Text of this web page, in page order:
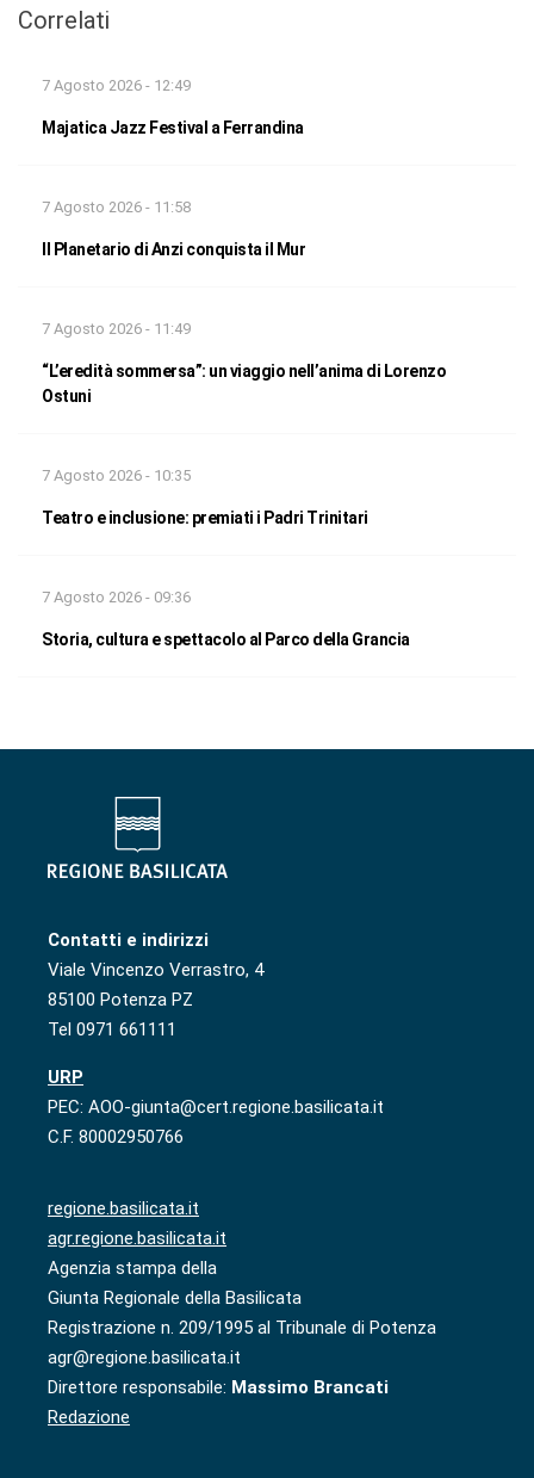
Correlati
7 Agosto 2026 - 12:49
Majatica Jazz Festival a Ferrandina
7 Agosto 2026 - 11:58
Il Planetario di Anzi conquista il Mur
7 Agosto 2026 - 11:49
“L’eredità sommersa”: un viaggio nell’anima di Lorenzo
Ostuni
7 Agosto 2026 - 10:35
Teatro e inclusione: premiati i Padri Trinitari
7 Agosto 2026 - 09:36
Storia, cultura e spettacolo al Parco della Grancia
Contatti e indirizzi
Viale Vincenzo Verrastro, 4
85100 Potenza PZ
Tel 0971 661111
URP
PEC: AOO-giunta@cert.regione.basilicata.it
C.F. 80002950766
regione.basilicata.it
agr.regione.basilicata.it
Agenzia stampa della
Giunta Regionale della Basilicata
Registrazione n. 209/1995 al Tribunale di Potenza
agr@regione.basilicata.it
Direttore responsabile: Massimo Brancati
Redazione